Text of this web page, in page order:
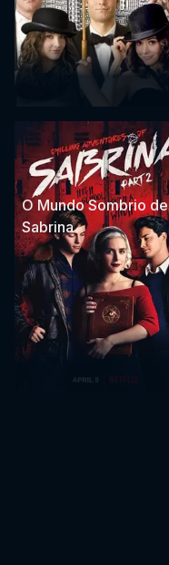
O Mundo Sombrio de
Sabrina